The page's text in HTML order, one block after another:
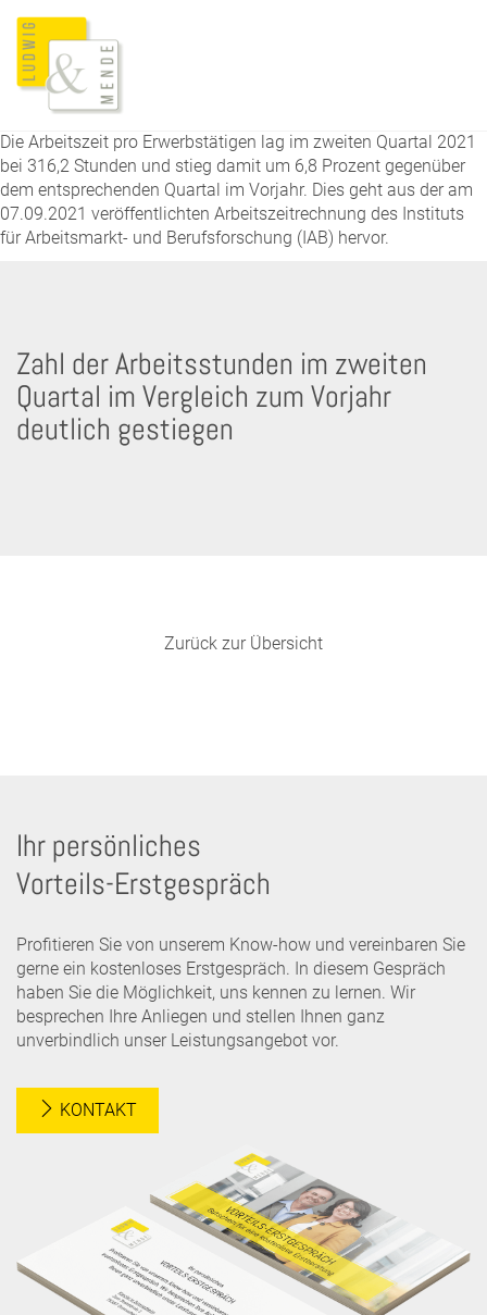
Die Arbeitszeit pro Erwerbstätigen lag im zweiten Quartal 2021
bei 316,2 Stunden und stieg damit um 6,8 Prozent gegenüber
dem entsprechenden Quartal im Vorjahr. Dies geht aus der am
07.09.2021 veröffentlichten Arbeitszeitrechnung des Instituts
für Arbeitsmarkt- und Berufsforschung (IAB) hervor.
Zahl der Arbeitsstunden im zweiten
Quartal im Vergleich zum Vorjahr
deutlich gestiegen
Zurück zur Übersicht
Ihr persönliches
Vorteils-Erstgespräch
Profitieren Sie von unserem Know-how und vereinbaren Sie
gerne ein kostenloses Erstgespräch. In diesem Gespräch
haben Sie die Möglichkeit, uns kennen zu lernen. Wir
besprechen Ihre Anliegen und stellen Ihnen ganz
unverbindlich unser Leistungsangebot vor.
KONTAKT